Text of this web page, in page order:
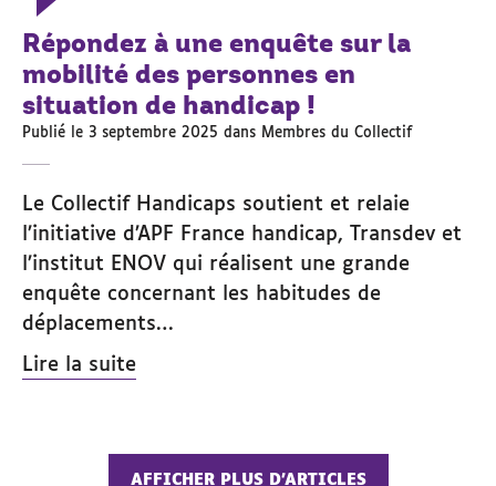
Répondez à une enquête sur la
mobilité des personnes en
situation de handicap !
Publié le 3 septembre 2025 dans Membres du Collectif
Le Collectif Handicaps soutient et relaie
l’initiative d’APF France handicap, Transdev et
l’institut ENOV qui réalisent une grande
enquête concernant les habitudes de
déplacements…
Lire la suite
AFFICHER PLUS D’ARTICLES